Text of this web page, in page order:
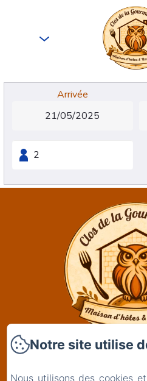
Arrivée
Notre site utilise
Nous utilisons des cookies